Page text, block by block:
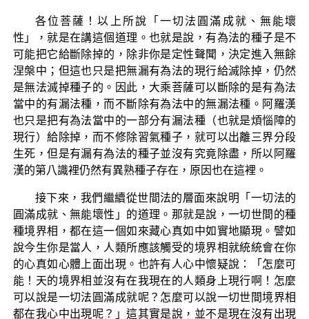
各位菩薩！以上所說「一切法圓滿成就、無能壞
性」，就是在講這個道理。也就是說，有為法的種子是不
可能把它給斷除掉的，除非你是定性聲聞，決定進入無餘
涅槃中；但這也只是把無漏有為法的現行給滅除掉，仍然
是無法滅掉種子的。因此，大乘菩薩可以斷除的是有為法
當中的有漏法種，而不斷除有為法中的無漏法種。阿羅漢
也只是把有為法當中的一部分有漏法種（也就是煩惱障的
現行）給除掉，而不修除習氣種子，就可以出離三界分段
生死，但是有漏有為法的種子並沒有究竟除盡，所以阿羅
漢的第八識裡仍然有異熟種子存在，原因也在這裡。
接下來，我們繼續從世間法的層面來說明「一切法的
圓滿成就、無能壞性」的道理。那就是說，一切世間的種
種境界相，都在這一個如來藏心真如中如實地顯現。譬如
說今生你是當人，人類所應該觸受的境界相就統統會在你
的心真如心體上面出現。也許有人心中懷疑說：「怎麼可
能！天的境界相並沒有在我現在的人類身上現行啊！怎麼
可以說是一切法圓滿成就呢？怎麼可以說一切世間境界相
都在我心中出現呢？」這其實是說，並不是現在沒有出現